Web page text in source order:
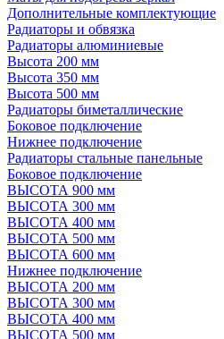
Дополнительные комплектующие
Радиаторы и обвязка
Радиаторы алюминиевые
Высота 200 мм
Высота 350 мм
Высота 500 мм
Радиаторы биметаллические
Боковое подключение
Нижнее подключение
Радиаторы стальные панельные
Боковое подключение
ВЫСОТА 900 мм
ВЫСОТА 300 мм
ВЫСОТА 400 мм
ВЫСОТА 500 мм
ВЫСОТА 600 мм
Нижнее подключение
ВЫСОТА 200 мм
ВЫСОТА 300 мм
ВЫСОТА 400 мм
ВЫСОТА 500 мм